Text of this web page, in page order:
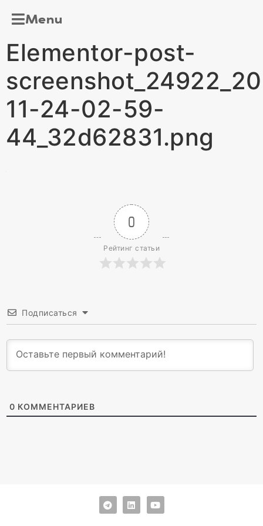
Menu
Elementor-post-
11-24-02-59-
44_32d62831.png
0
Рейтинг статьи
Подписаться
0 КОММЕНТАРИЕВ